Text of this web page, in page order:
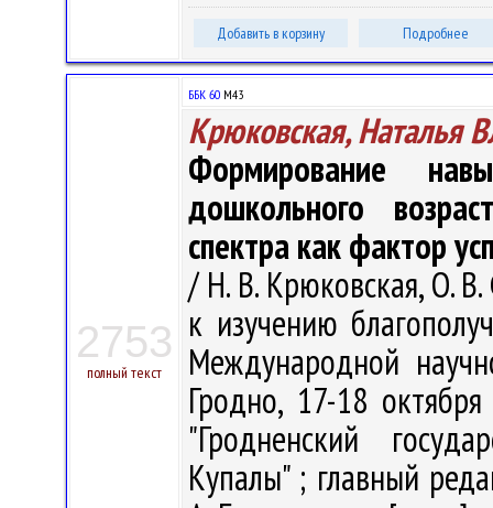
Добавить в корзину Подробнее
2753
полный текст
ББК 60 М43
Крюковская, Наталья
Формирование
дошкольного
спектра как фактор
/ Н. В. Крюковская, О.
к изучению
Международной
Гродно, 17-18
"Гродненский
Купалы" ; главный